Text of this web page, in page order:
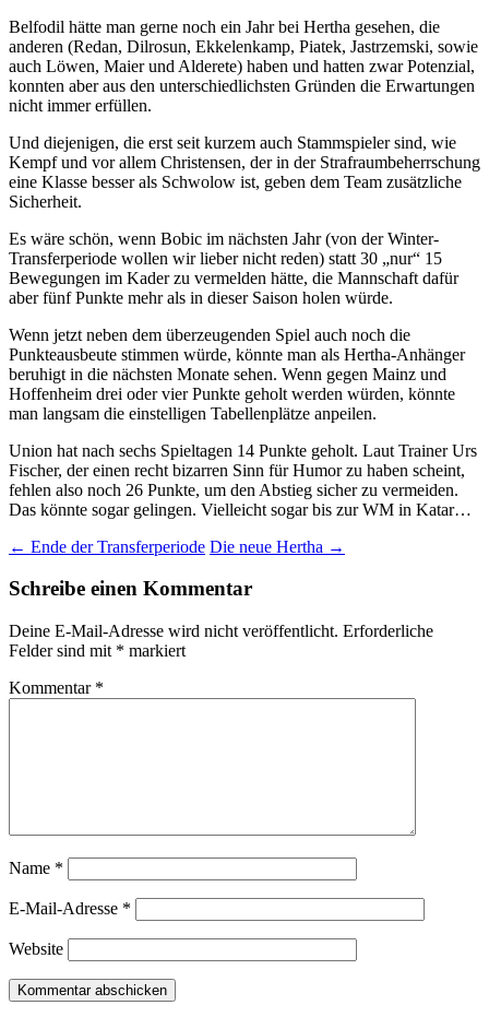
Belfodil hätte man gerne noch ein Jahr bei Hertha gesehen, die
anderen (Redan, Dilrosun, Ekkelenkamp, Piatek, Jastrzemski, sowie
auch Löwen, Maier und Alderete) haben und hatten zwar Potenzial,
konnten aber aus den unterschiedlichsten Gründen die Erwartungen
nicht immer erfüllen.
Und diejenigen, die erst seit kurzem auch Stammspieler sind, wie
Kempf und vor allem Christensen, der in der Strafraumbeherrschung
eine Klasse besser als Schwolow ist, geben dem Team zusätzliche
Sicherheit.
Es wäre schön, wenn Bobic im nächsten Jahr (von der Winter-
Transferperiode wollen wir lieber nicht reden) statt 30 „nur“ 15
Bewegungen im Kader zu vermelden hätte, die Mannschaft dafür
aber fünf Punkte mehr als in dieser Saison holen würde.
Wenn jetzt neben dem überzeugenden Spiel auch noch die
Punkteausbeute stimmen würde, könnte man als Hertha-Anhänger
beruhigt in die nächsten Monate sehen. Wenn gegen Mainz und
Hoffenheim drei oder vier Punkte geholt werden würden, könnte
man langsam die einstelligen Tabellenplätze anpeilen.
Union hat nach sechs Spieltagen 14 Punkte geholt. Laut Trainer Urs
Fischer, der einen recht bizarren Sinn für Humor zu haben scheint,
fehlen also noch 26 Punkte, um den Abstieg sicher zu vermeiden.
Das könnte sogar gelingen. Vielleicht sogar bis zur WM in Katar…
Beitragsnavigation
← Ende der Transferperiode Die neue Hertha →
Schreibe einen Kommentar
Deine E-Mail-Adresse wird nicht veröffentlicht. Erforderliche
Felder sind mit * markiert
Kommentar *
Name *
E-Mail-Adresse *
Website